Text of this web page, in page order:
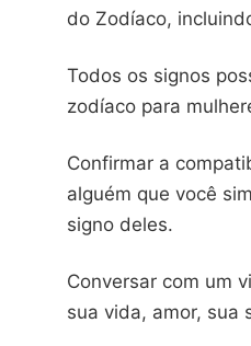
do Zodíaco,
Todos os signos
zodíaco para
Confirmar a
alguém que você
signo deles.
Conversar com um
sua vida, amor, sua